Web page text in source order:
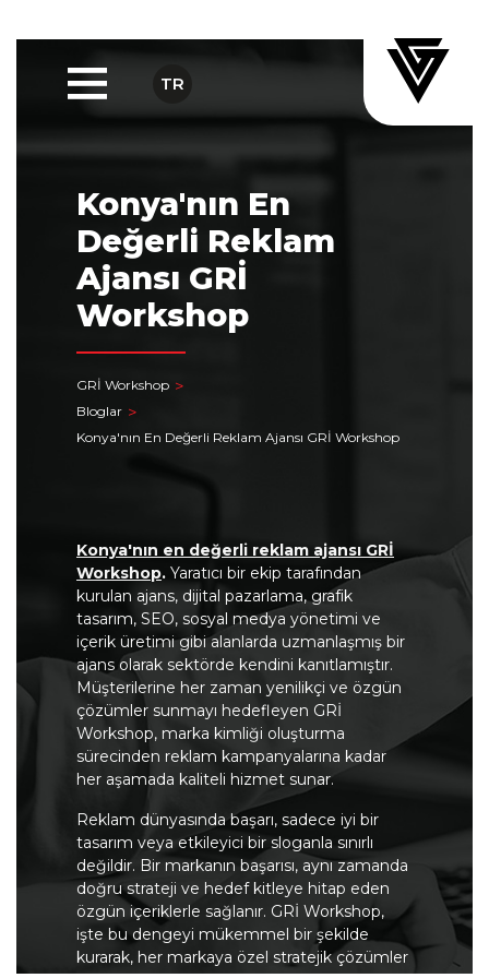
TR
Konya'nın En
Değerli Reklam
Ajansı GRİ
Workshop
GRİ Workshop
Bloglar
Konya'nın En Değerli Reklam Ajansı GRİ Workshop
Konya'nın en değerli reklam ajansı GRİ
Workshop. Yaratıcı bir ekip tarafından
kurulan ajans, dijital pazarlama, grafik
tasarım, SEO, sosyal medya yönetimi ve
içerik üretimi gibi alanlarda uzmanlaşmış bir
ajans olarak sektörde kendini kanıtlamıştır.
Müşterilerine her zaman yenilikçi ve özgün
çözümler sunmayı hedefleyen GRİ
Workshop, marka kimliği oluşturma
sürecinden reklam kampanyalarına kadar
her aşamada kaliteli hizmet sunar.
Reklam dünyasında başarı, sadece iyi bir
tasarım veya etkileyici bir sloganla sınırlı
değildir. Bir markanın başarısı, aynı zamanda
doğru strateji ve hedef kitleye hitap eden
özgün içeriklerle sağlanır. GRİ Workshop,
işte bu dengeyi mükemmel bir şekilde
kurarak, her markaya özel stratejik çözümler